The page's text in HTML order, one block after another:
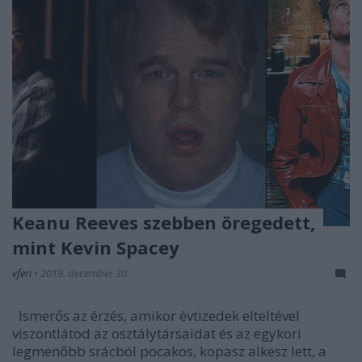
Keanu Reeves szebben öregedett,
mint Kevin Spacey
vferi • 2019. december 30.
Ismerős az érzés, amikor évtizedek elteltével
viszontlátod az osztálytársaidat és az egykori
legmenőbb srácból pocakos, kopasz alkesz lett, a